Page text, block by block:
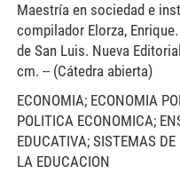
Maestría en sociedad e
compilador Elorza,
de San Luis. Nueva
cm. -- (Cátedra abierta)
ECONOMIA; ECONOMIA
POLITICA ECONOMICA;
EDUCATIVA; SISTEMAS
LA EDUCACION